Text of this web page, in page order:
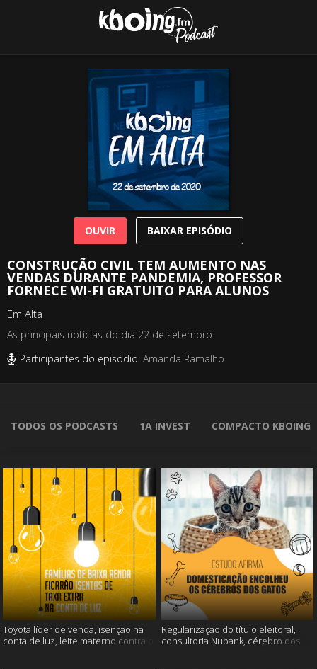
CONSTRUÇÃO CIVIL TEM AUMENTO NAS
VENDAS DURANTE PANDEMIA, PROFESSOR
FORNECE WI-FI GRATUITO PARA ALUNOS
Em Alta
As principais notícias do dia 22 de setembro
Participantes do episódio: Amanda Ramalho
OUVIR BAIXAR EPISÓDIO
TODOS OS PODCASTS 1A INVEST COMPACTO KBOING
Toyota líder de venda, isenção na
conta de luz, leite materno contra o
Regularização do título eleitoral,
consultoria Nubank, cérebro dos